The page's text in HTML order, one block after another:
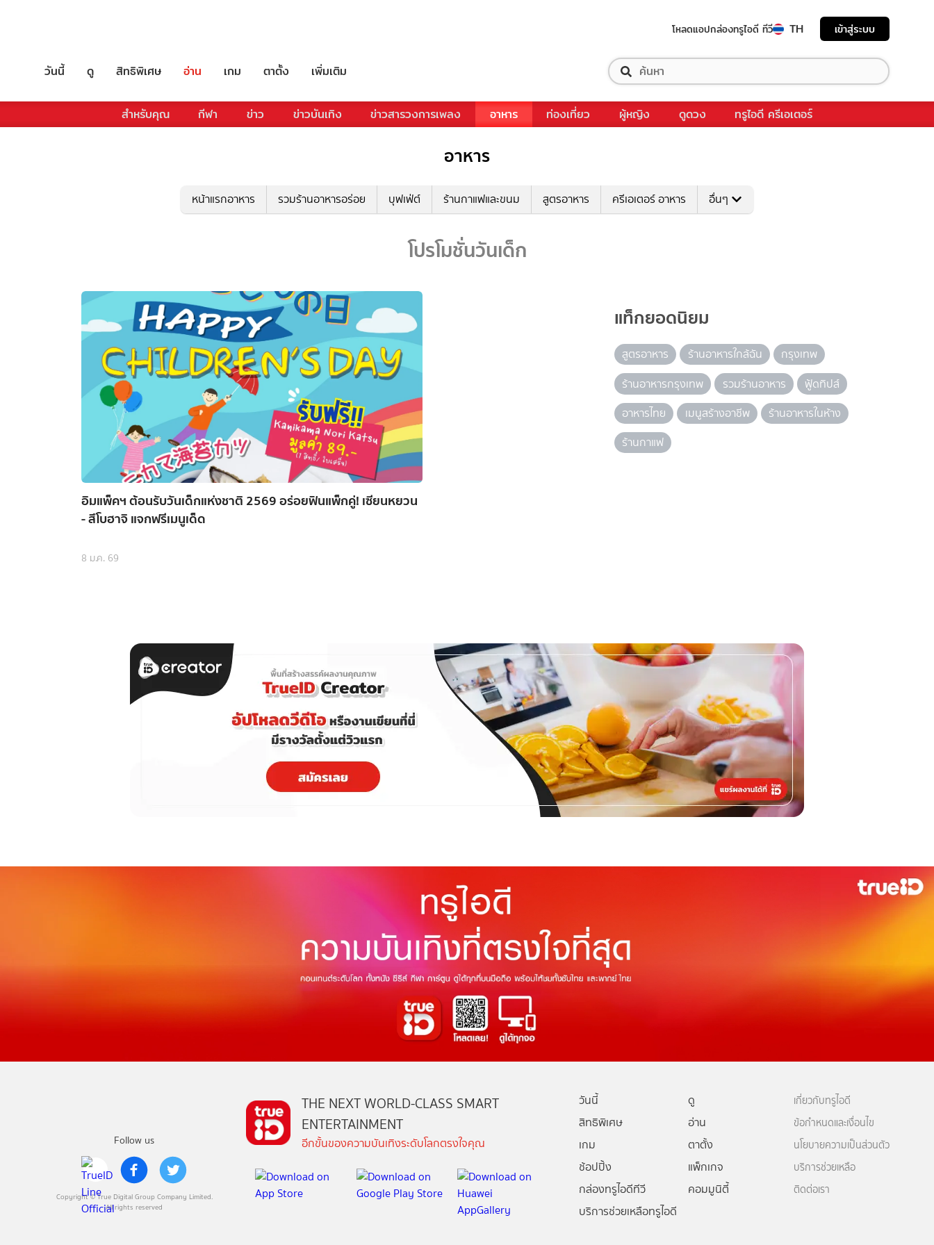
โหลดแอปกล่องทรูไอดี ทีวี TH เข้าสู่ระบบ
วันนี้ ดู สิทธิพิเศษ อ่าน เกม ตาตั้ง เพิ่มเติม
สำหรับคุณ กีฬา ข่าว ข่าวบันเทิง ข่าวสารวงการเพลง อาหาร ท่องเที่ยว ผู้หญิง ดูดวง ทรูไอดี ครีเอเตอร์
อาหาร
หน้าแรกอาหาร รวมร้านอาหารอร่อย บุฟเฟ่ต์ ร้านกาแฟและขนม สูตรอาหาร ครีเอเตอร์ อาหาร อื่นๆ
โปรโมชั่นวันเด็ก
อิมแพ็คฯ ต้อนรับวันเด็กแห่งชาติ 2569 อร่อยฟินแพ็กคู่! เซียนหยวน
- สึโบฮาจิ แจกฟรีเมนูเด็ด
8 ม.ค. 69
แท็กยอดนิยม
สูตรอาหาร ร้านอาหารใกล้ฉัน
กรุงเทพ
ร้านอาหารกรุงเทพ
รวมร้านอาหาร
ฟู้ดทิปส์
อาหารไทย
เมนูสร้างอาชีพ
ร้านอาหารในห้าง
ร้านกาแฟ
Follow us
Copyright © True Digital Group Company Limited.
All rights reserved
THE NEXT WORLD-CLASS SMART
ENTERTAINMENT
อีกขั้นของความบันเทิงระดับโลกตรงใจคุณ
วันนี้
ดู
สิทธิพิเศษ
อ่าน
เกม
ตาตั้ง
ช้อปปิ้ง
แพ็กเกจ
กล่องทรูไอดีทีวี
คอมมูนิตี้
บริการช่วยเหลือทรูไอดี
เกี่ยวกับทรูไอดี
ข้อกำหนดและเงื่อนไข
นโยบายความเป็นส่วนตัว
บริการช่วยเหลือ
ติดต่อเรา